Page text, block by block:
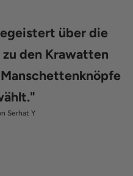
über die
zu den Krawatten
"
Serhat Y